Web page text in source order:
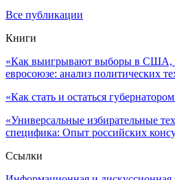
Все публикации
Книги
«Как выигрывают выборы в США,
евросоюзе: анализ политических
«Как стать и остаться
«Универсальные избирательные
специфика: Опыт российских
Ссылки